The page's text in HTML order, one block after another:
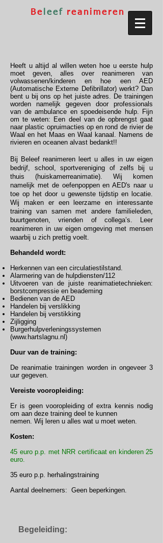
Be leef reanimeren
Heeft u altijd al willen weten hoe u eerste hulp
moet geven, alles over reanimeren van
volwassenen/kinderen en hoe een AED
(Automatische Externe Defibrillator) werkt? Dan
bent u bij ons op het juiste adres. De trainingen
worden namelijk gegeven door professionals
van de ambulance en spoedeisende hulp. Fijn
om te weten: Een deel van de opbrengst gaat
naar plastic opruimacties op en rond de rivier de
Waal en het Maas en Waal kanaal. Namens de
rivieren en oceanen alvast bedankt!!
Bij Beleef reanimeren leert u alles in uw eigen
bedrijf, school, sportvereniging of zelfs bij u
thuis (huiskamerreanimatie). Wij komen
namelijk met de oefenpoppen en AED's naar u
toe op het door u gewenste tijdstip en locatie.
Wij maken er een leerzame en interessante
training van samen met andere familieleden,
buurtgenoten, vrienden of collega’s. Leer
reanimeren in uw eigen omgeving met mensen
waarbij u zich prettig voelt.
Behandeld wordt:
Herkennen van een circulatiestilstand.
Alarmering van de hulpdiensten/112
Uitvoeren van de juiste reanimatietechnieken:
borstcompressie en beademing
Bedienen van de AED
Handelen bij verslikking
Handelen bij verstikking
Zijligging
Burgerhulpverleningssystemen
(www.hartslagnu.nl )
Duur van de training:
De reanimatie trainingen worden in ongeveer 3
uur gegeven.
Vereiste vooropleiding:
Er is geen vooropleiding of extra kennis nodig
om aan deze training deel te kunnen
nemen. Wij leren u alles wat u moet weten.
Kosten:
45 euro p.p. met NRR certificaat en kinderen 25
euro.
35 euro p.p. herhalingstraining
Aantal deelnemers: Geen beperkingen.
Begeleiding: